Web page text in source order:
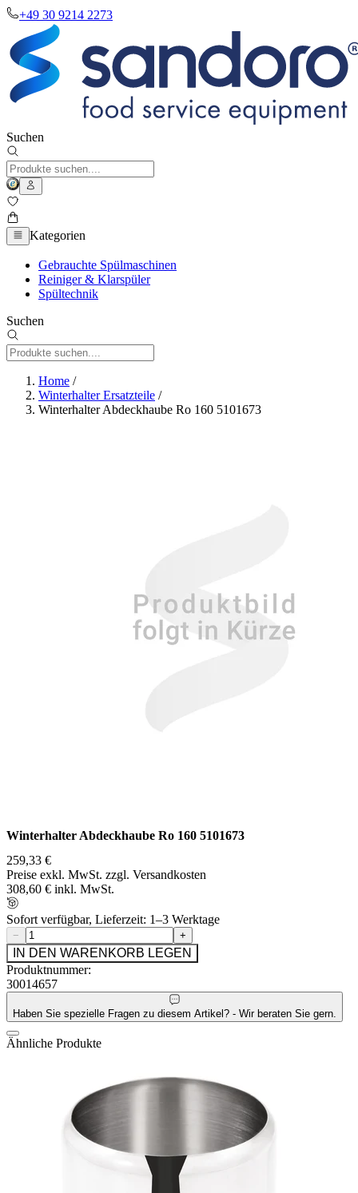
+49 30 9214 2273
Suchen
Kategorien
Gebrauchte Spülmaschinen
Reiniger & Klarspüler
Spültechnik
Suchen
Home /
Winterhalter Ersatzteile /
Winterhalter Abdeckhaube Ro 160 5101673
Winterhalter Abdeckhaube Ro 160 5101673
259,33 €
Preise exkl. MwSt. zzgl. Versandkosten
308,60 € inkl. MwSt.
Sofort verfügbar, Lieferzeit: 1–3 Werktage
− +
IN DEN WARENKORB LEGEN
Produktnummer:
30014657
Haben Sie spezielle Fragen zu diesem Artikel? - Wir beraten Sie gern.
Ähnliche Produkte